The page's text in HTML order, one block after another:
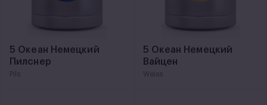
5 Океан Немецкий
Пилснер
Pils
5 Океан Немецкий
Вайцен
Weiss